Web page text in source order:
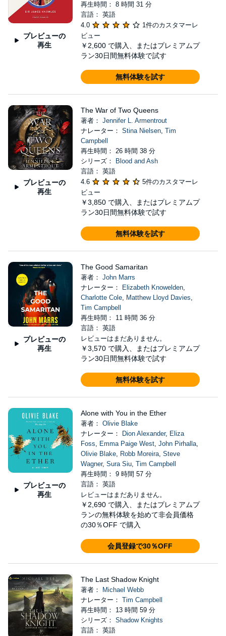
プレビューの
再生
再生時間： 8 時間 31 分
言語： 英語
4.0
1件のカスタマーレ
ビュー
￥2,600 で購入、またはプレミアムプ
ラン30日間無料体験で試す
無料体験を試す
プレビューの
再生
The War of Two Queens
著者： Jennifer L. Armentrout
ナレーター： Stina Nielsen, Tim
Campbell
再生時間： 26 時間 38 分
シリーズ：
Blood and Ash
言語： 英語
4.6
5件のカスタマーレ
ビュー
￥3,850 で購入、またはプレミアムプ
ラン30日間無料体験で試す
無料体験を試す
プレビューの
再生
The Good Samaritan
著者： John Marrs
ナレーター：
Elizabeth Knowelden,
Charlotte Cole, Matthew Lloyd Davies,
Tim Campbell
再生時間： 11 時間 36 分
言語： 英語
レビューはまだありません。
￥3,570 で購入、またはプレミアムプ
ラン30日間無料体験で試す
無料体験を試す
プレビューの
再生
Alone with You in the Ether
著者： Olivie Blake
ナレーター：
Dion Alexander, Eliza
Foss, Emma Paige West, John Pirhalla,
Olivie Blake, Robb Moreira, Steve
Wagner, Sura Siu, Tim Campbell
再生時間： 9 時間 57 分
言語： 英語
レビューはまだありません。
￥2,690 で購入、またはプレミアムプ
ランの無料体験を始めて非会員価格
の30％OFF で購入
会員登録で30％OFF
The Last Shadow Knight
著者：
Michael Webb
ナレーター： Tim Campbell
再生時間： 13 時間 59 分
シリーズ： Shadow Knights
言語： 英語